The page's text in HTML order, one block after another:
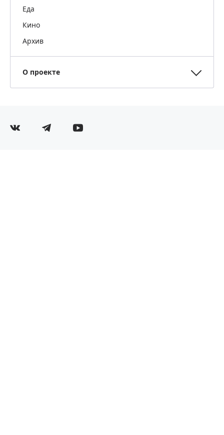
Еда
Кино
Архив
О проекте